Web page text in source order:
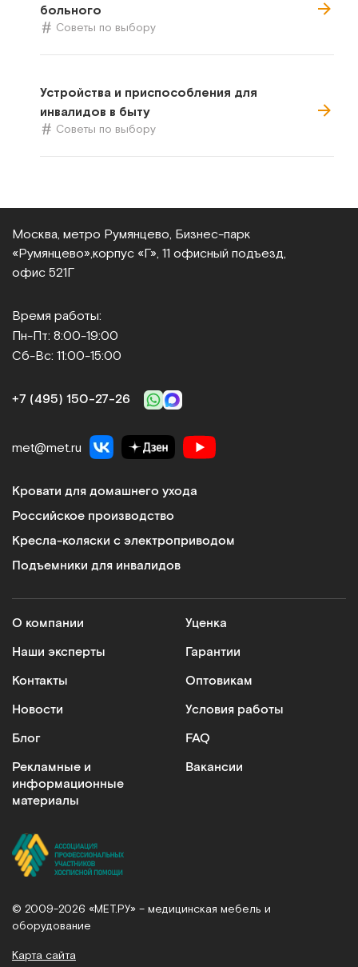
больного
Советы по выбору
Устройства и приспособления для
инвалидов в быту
Советы по выбору
Москва, метро Румянцево, Бизнес‑парк
«Румянцево», корпус «Г», 11 офисный подъезд,
офис 521Г
Время работы:
Пн-Пт: 8:00-19:00
Сб-Вс: 11:00-15:00
+7 (495) 150‑27‑26
met@met.ru
Кровати для домашнего ухода
Российское производство
Кресла-коляски с электроприводом
Подъемники для инвалидов
О компании
Наши эксперты
Контакты
Новости
Блог
Рекламные и
информационные
материалы
Уценка
Гарантии
Оптовикам
Условия работы
FAQ
Вакансии
© 2009-2026 «МЕТ.РУ» – медицинская мебель и
оборудование
Карта сайта